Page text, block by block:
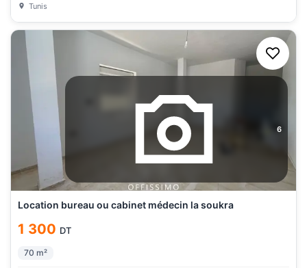
Tunis
6
Location bureau ou cabinet médecin la soukra
1 300 DT
70 m²